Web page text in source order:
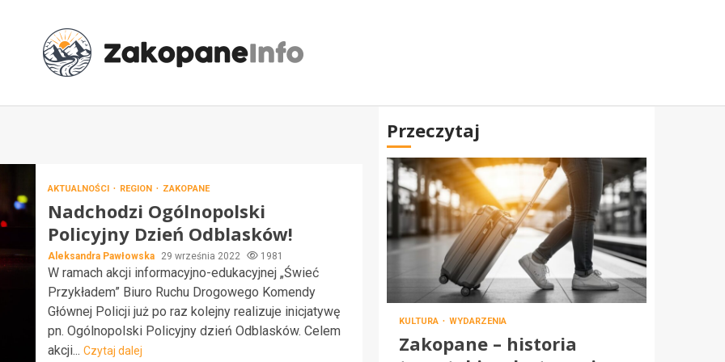
AKTUALNOŚCI REGION ZAKOPANE
Nadchodzi Ogólnopolski
Policyjny Dzień Odblasków!
Aleksandra Pawłowska 29 września 2022 1981
W ramach akcji informacyjno-edukacyjnej „Świeć
Przykładem” Biuro Ruchu Drogowego Komendy
Głównej Policji już po raz kolejny realizuje inicjatywę
pn. Ogólnopolski Policyjny dzień Odblasków. Celem
akcji... Czytaj dalej
Przeczytaj
KULTURA WYDARZENIA
Zakopane – historia